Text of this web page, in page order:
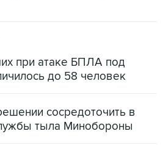
при атаке БПЛА под
до 58 человек
сосредоточить в
тыла Минобороны